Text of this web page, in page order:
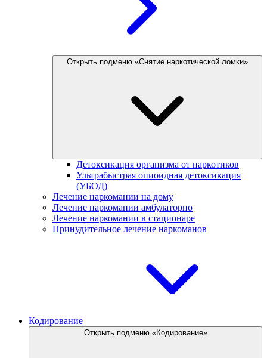
Открыть подменю «Снятие наркотической ломки»
Детоксикация организма от наркотиков
Ультрабыстрая опиоидная детоксикация
(УБОД)
Лечение наркомании на дому
Лечение наркомании амбулаторно
Лечение наркомании в стационаре
Принудительное лечение наркоманов
Кодирование
Открыть подменю «Кодирование»